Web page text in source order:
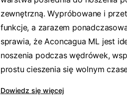
zewnętrzną. Wypróbowane i
funkcje, a zarazem
sprawia, że Aconcagua ML jest
noszenia podczas wędrówek,
prostu cieszenia się wolnym
Dowiedz się więcej